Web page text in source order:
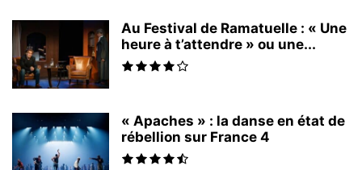
Au Festival de Ramatuelle : « Une
heure à t’attendre » ou une...
« Apaches » : la danse en état de
rébellion sur France 4